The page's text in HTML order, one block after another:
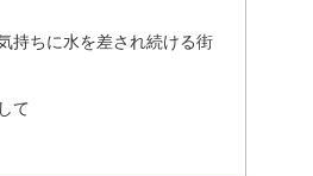
持ちに水を差され続ける街
て